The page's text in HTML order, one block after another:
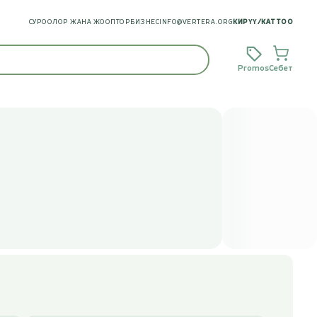
СУРООЛОР ЖАНА ЖООПТОР БИЗНЕС INFO@VERTERA.ORG КИРҮҮ / КАТТОО
PromosСебет